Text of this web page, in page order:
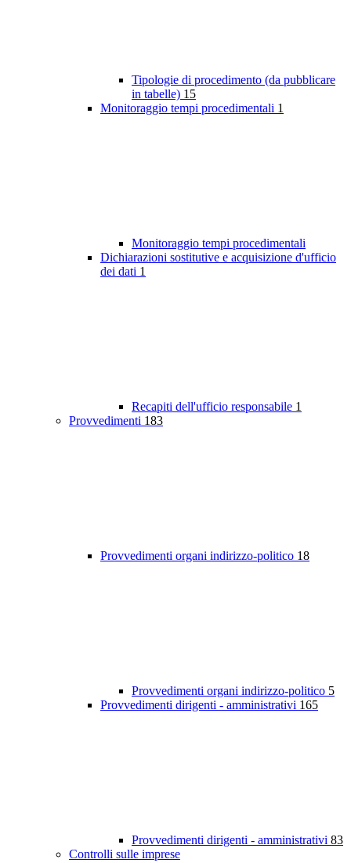
Tipologie di procedimento (da pubblicare
in tabelle) 15
Monitoraggio tempi procedimentali 1
Monitoraggio tempi procedimentali
Dichiarazioni sostitutive e acquisizione d'ufficio
dei dati 1
Recapiti dell'ufficio responsabile 1
Provvedimenti 183
Provvedimenti organi indirizzo-politico 18
Provvedimenti organi indirizzo-politico 5
Provvedimenti dirigenti - amministrativi 165
Provvedimenti dirigenti - amministrativi 83
Controlli sulle imprese